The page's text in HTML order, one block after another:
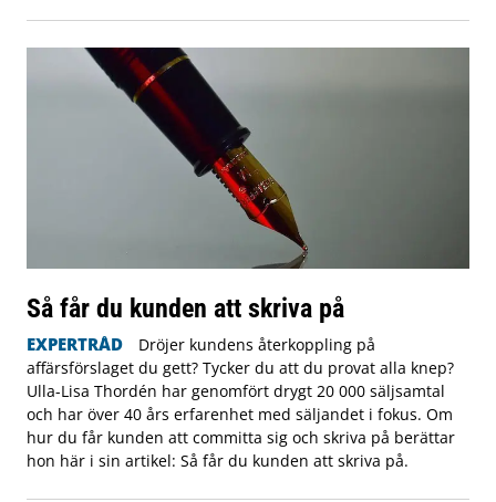
Så får du kunden att skriva på
EXPERTRÅD
Dröjer kundens återkoppling på
affärsförslaget du gett? Tycker du att du provat alla knep?
Ulla-Lisa Thordén har genomfört drygt 20 000 säljsamtal
och har över 40 års erfarenhet med säljandet i fokus. Om
hur du får kunden att committa sig och skriva på berättar
hon här i sin artikel: Så får du kunden att skriva på.